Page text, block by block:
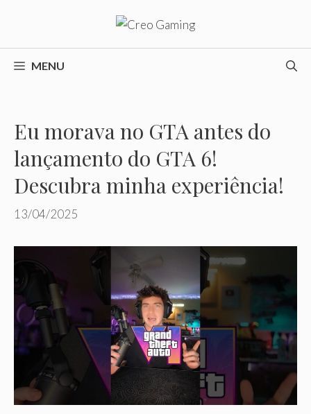
o
conteúdoMENU
Eu morava no GTA antes do
lançamento do GTA 6!
Descubra minha experiência!
13/04/2025